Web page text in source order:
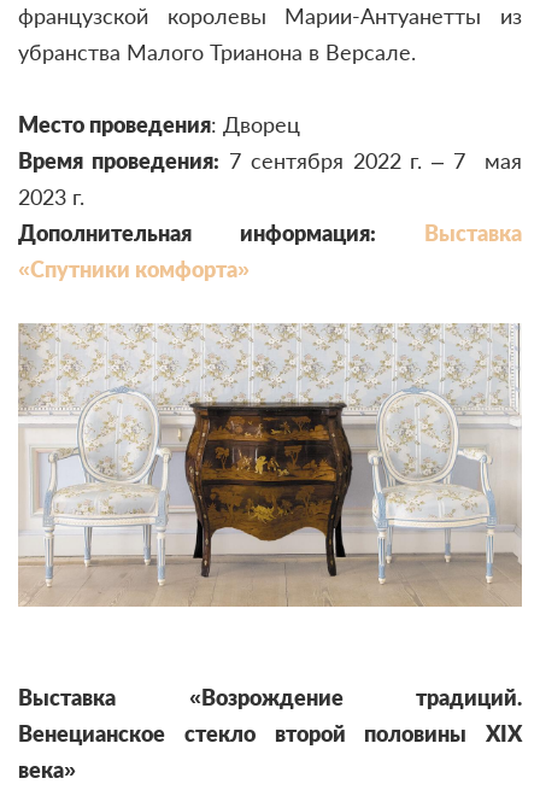
французской королевы Марии-Антуанетты из
убранства Малого Трианона в Версале.
Место проведения: Дворец
Время проведения: 7 сентября 2022 г. – 7 мая
2023 г.
Дополнительная информация:
Выставка
«Спутники комфорта»
Выставка «Возрождение традиций.
Венецианское стекло второй половины XIX
века»